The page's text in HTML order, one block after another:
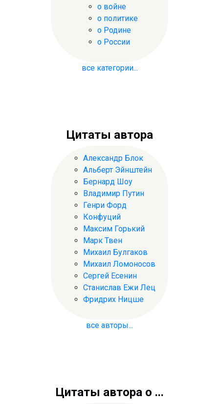
о войне
о политике
о Родине
о России
все категории...
Цитаты автора
Александр Блок
Альберт Эйнштейн
Бернард Шоу
Владимир Путин
Генри Форд
Конфуций
Максим Горький
Марк Твен
Михаил Булгаков
Михаил Ломоносов
Сергей Есенин
Станислав Ежи Лец
Фридрих Ницше
все авторы...
Цитаты автора о ...